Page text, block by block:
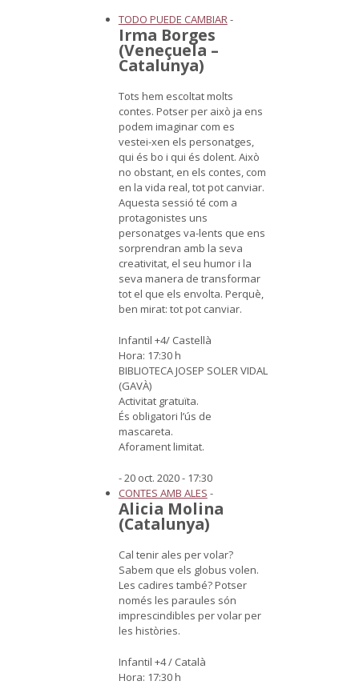
TODO PUEDE CAMBIAR-
Irma Borges
(Veneçuela –
Catalunya)
Tots hem escoltat molts
contes. Potser per això ja ens
podem imaginar com es
vestei-xen els personatges,
qui és bo i qui és dolent. Això
no obstant, en els contes, com
en la vida real, tot pot canviar.
Aquesta sessió té com a
protagonistes uns
personatges va-lents que ens
sorprendran amb la seva
creativitat, el seu humor i la
seva manera de transformar
tot el que els envolta. Perquè,
ben mirat: tot pot canviar.
Infantil +4/ Castellà
Hora: 17:30 h
BIBLIOTECA JOSEP SOLER VIDAL
(GAVÀ)
Activitat gratuïta.
És obligatori l’ús de
mascareta.
Aforament limitat.
- 20 oct. 2020 - 17:30
CONTES AMB ALES -
Alicia Molina
(Catalunya)
Cal tenir ales per volar?
Sabem que els globus volen.
Les cadires també? Potser
només les paraules són
imprescindibles per volar per
les històries.
Infantil +4 / Català
Hora: 17:30 h